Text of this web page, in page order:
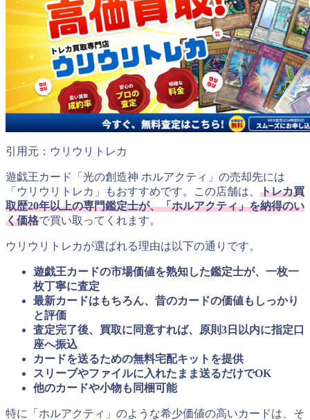
引用元：ウリウリトレカ
遊戯王カード「光の創造神 ホルアクティ」の売却先には
「ウリウリトレカ」もおすすめです。この店舗は、 トレカ買
取歴20年以上の専門鑑定士が、「ホルアクティ」を納得のい
く価格で買い取ってくれます。
ウリウリトレカが選ばれる理由は以下の通りです。
遊戯王カードの市場価値を熟知した鑑定士が、一枚一
枚丁寧に査定
最新カードはもちろん、昔のカードの価値もしっかり
と評価
査定完了後、買取に同意すれば、原則3日以内に指定口
座へ振込
カードを送るための無料宅配キットを提供
スリーブやファイルに入れたまま送るだけでOK
他のカードや小物も同梱可能
特に「ホルアクティ」のような希少価値の高いカードは、そ